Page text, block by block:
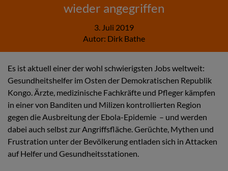
wieder angegriffen
3. Juli 2019
Autor: Dirk Bathe
Es ist aktuell einer der wohl schwierigsten Jobs weltweit:
Gesundheitshelfer im Osten der Demokratischen Republik
Kongo. Ärzte, medizinische Fachkräfte und Pfleger kämpfen
in einer von Banditen und Milizen kontrollierten Region
gegen die Ausbreitung der Ebola-Epidemie – und werden
dabei auch selbst zur Angriffsfläche. Gerüchte, Mythen und
Frustration unter der Bevölkerung entladen sich in Attacken
auf Helfer und Gesundheitsstationen.